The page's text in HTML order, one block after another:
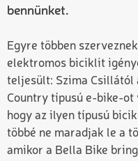
bennünket.
Egyre többen
elektromos biciklit
teljesült: Szima Csillától
Country típusú e-bike-ot
hogy az ilyen típusú
többé ne maradjak le a
amikor a Bella Bike